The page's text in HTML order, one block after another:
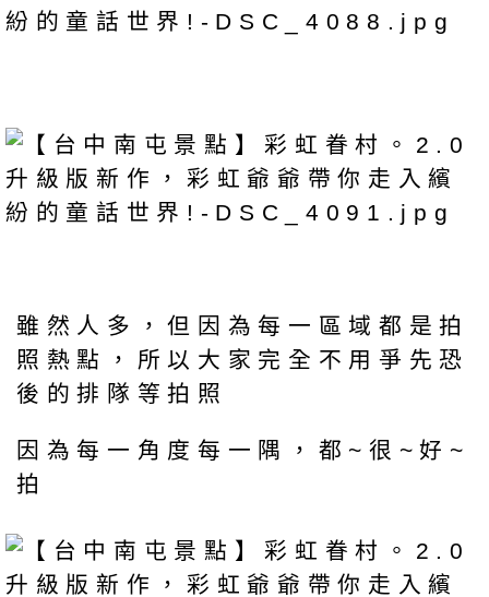
雖然人多，但因為每一區域都是拍
照熱點，所以大家完全不用爭先恐
後的排隊等拍照
因為每一角度每一隅，都~很~好~
拍